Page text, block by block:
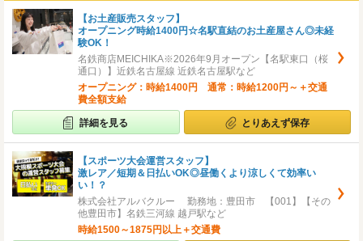
【お土産販売スタッフ】
オープニング時給1400円☆名駅直結のお土産屋さん◎未経
験OK！
名鉄商店MEICHIKA※2026年9月オープン【名駅東口（桜
通口）】近鉄名古屋線 近鉄名古屋駅など
オープニング：時給1400円 通常：時給1200円～＋交通
費全額支給
詳細を見る とりあえず保存
【スポーツ大会運営スタッフ】
激レア／短期＆日払いOK◎昼働くより涼しくて効率い
い！？
株式会社アルバクルー 勤務地：豊田市 【001】【その
他豊田市】名鉄三河線 越戸駅など
時給1500～1875円以上＋交通費